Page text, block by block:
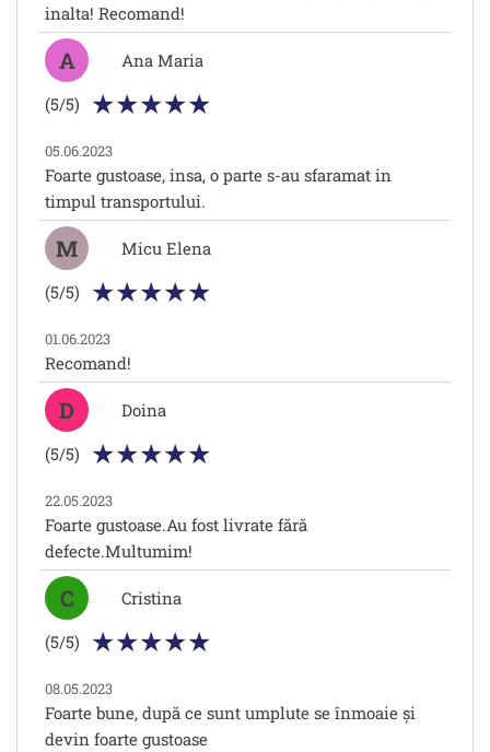
inalta! Recomand!
A
Ana Maria
(5/5)
05.06.2023
Foarte gustoase, insa, o parte s-au sfaramat in
timpul transportului.
M
Micu Elena
(5/5)
01.06.2023
Recomand!
D
Doina
(5/5)
22.05.2023
Foarte gustoase.Au fost livrate fără
defecte.Multumim!
C
Cristina
(5/5)
08.05.2023
Foarte bune, după ce sunt umplute se înmoaie și
devin foarte gustoase